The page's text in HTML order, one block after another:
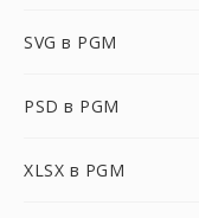
SVG в PGM
PSD в PGM
XLSX в PGM